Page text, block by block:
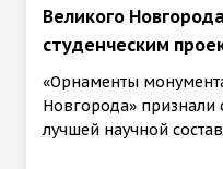
Великого
студенческим
«Орнаменты
Новгорода» признали
лучшей научной